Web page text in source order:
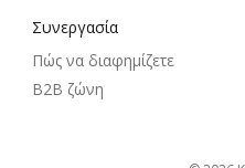
Συνεργασία
Πώς να διαφημίζετε
B2B ζώνη